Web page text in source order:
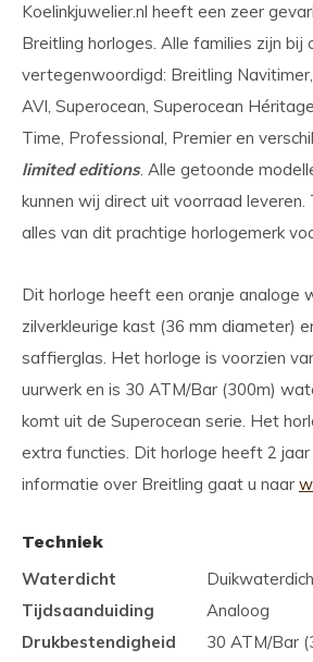
Koelinkjuwelier.nl heeft een zeer
Breitling horloges. Alle families zijn bij
vertegenwoordigd: Breitling
AVI, Superocean, Superocean
Time, Professional, Premier en
limited editions. Alle getoonde
kunnen wij direct uit voorraad leveren.
alles van dit prachtige horlogemerk
Dit horloge heeft een oranje analoge
zilverkleurige kast (36 mm diameter)
saffierglas. Het horloge is voorzien
uurwerk en is 30 ATM/Bar (300m)
komt uit de Superocean serie. Het
extra functies. Dit horloge heeft 2
informatie over Breitling gaat u naar
Techniek
Waterdicht
Tijdsaanduiding
Analoog
Drukbestendigheid
30 ATM/Bar